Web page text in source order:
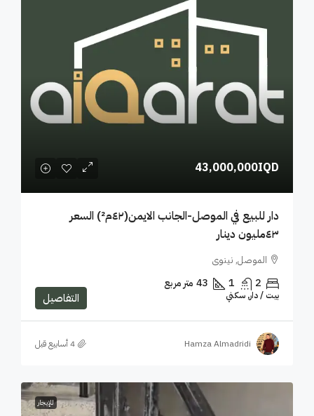
43,000,000IQD
دار للبيع في الموصل-الجانب الايمن(٤٢م²) السعر
٤٣مليون دينار
الموصل, نينوى
2
1
43 متر مربع
بيت / دار, سكني التفاصيل
Hamza Almadridi
للإيجار